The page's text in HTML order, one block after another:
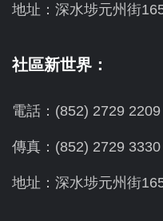
地址： 深水埗元州街
社區新世界：
電話：(852) 2729 2209
傳真：(852) 2729 3330
地址：深水埗元州街